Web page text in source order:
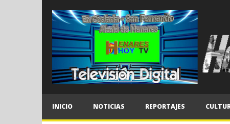
INICIO NOTICIAS REPORTAJES